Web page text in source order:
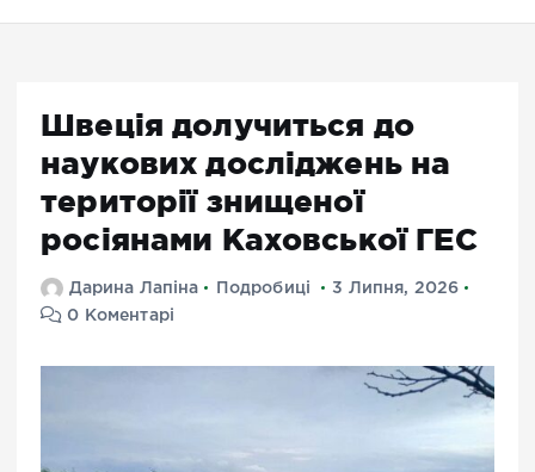
Швеція долучиться до
наукових досліджень на
території знищеної
росіянами Каховської ГЕС
Дарина Лапіна Подробиці
3 Липня, 2026
0 Коментарі